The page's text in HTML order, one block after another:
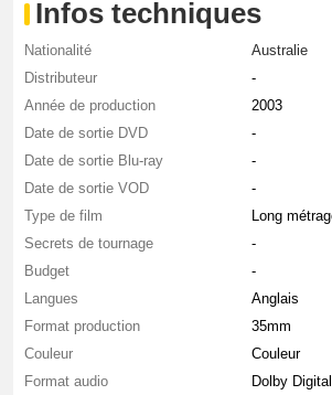
Infos techniques
Nationalité
Australie
Distributeur
-
Année de production
2003
Date de sortie DVD
-
Date de sortie Blu-ray
-
Date de sortie VOD
-
Type de film
Long
Secrets de tournage
-
Budget
-
Langues
Anglais
Format production
35mm
Couleur
Couleur
Format audio
Dolby